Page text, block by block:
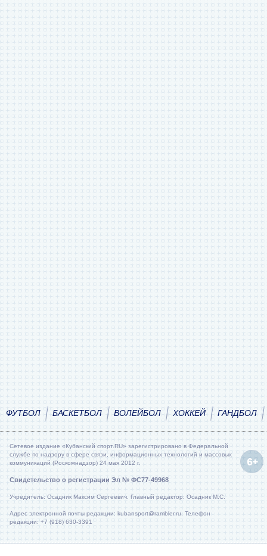
ФУТБОЛ БАСКЕТБОЛ ВОЛЕЙБОЛ ХОККЕЙ ГАНДБОЛ
Сетевое издание «Кубанский спорт.RU» зарегистрировано в Федеральной
службе по надзору в сфере связи, информационных технологий и массовых
коммуникаций (Роскомнадзор) 24 мая 2012 г.
Свидетельство о регистрации Эл № ФС77-49968
Учредитель: Осадник Максим Сергеевич. Главный редактор: Осадник М.С.
Адрес электронной почты редакции: kubansport@rambler.ru. Телефон
редакции: +7 (918) 630-3391